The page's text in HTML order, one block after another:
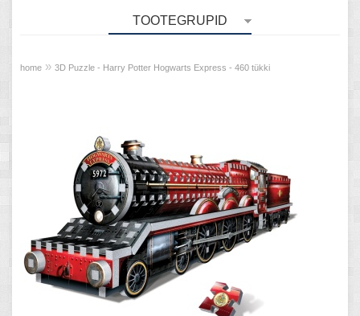
TOOTEGRUPID
home » 3D Puzzle - Harry Potter Hogwarts Express - 460 tükki